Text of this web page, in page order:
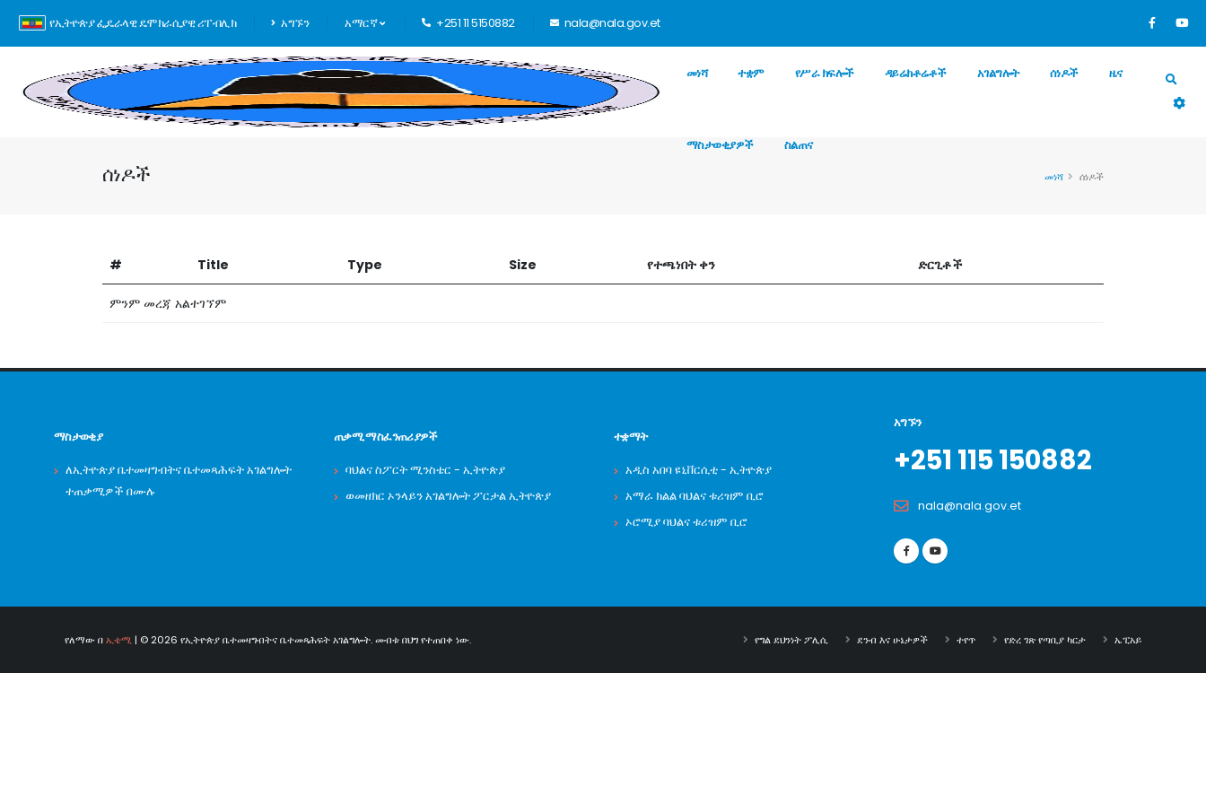
የኢትዮጵያ ፌዴራላዊ ዴሞክራሲያዊ ሪፐብሊክ አግኙን አማርኛ +251 11 5150882 nala@nala.gov.et
መነሻ ተቋም የሥራ ክፍሎች ዳይሬክቶሬቶች አገልግሎት ሰነዶች ዜና
ማስታወቂያዎች ስልጠና
ሰነዶች መነሻ ሰነዶች
# Title Type Size የተጫነበት ቀን ድርጊቶች
ምንም መረጃ አልተገኘም
ማስታወቂያ
ለኢትዮጵያ ቤተመዛግብትና ቤተመጻሕፍት አገልግሎት
ተጠቃሚዎች በሙሉ
ጠቃሚ ማስፈንጠሪያዎች
ባህልና ስፖርት ሚንስቴር - ኢትዮጵያ
ወመዘክር ኦንላይን አገልግሎት ፖርታል ኢትዮጵያ
ተቋማት
አዲስ አበባ ዩኒቨርሲቲ - ኢትዮጵያ
አማራ ክልል ባህልና ቱሪዝም ቢሮ
ኦሮሚያ ባህልና ቱሪዝም ቢሮ
አግኙን
+251 115 150882
nala@nala.gov.et
የለማው በኢቴሚ| © 2026 የኢትዮጵያ ቤተመዛግብትና ቤተመጻሕፍት አገልግሎት. መብቱ በህግ የተጠበቀ ነው. የግል ደህንነት ፖሊሲ ደንብ እና ሁኔታዎች ተየጥ የድረ ገጽ የጣቢያ ካርታ ኤፒአይ